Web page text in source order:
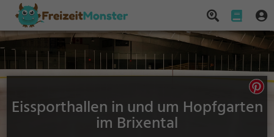
Eissporthallen in und um Hopfgarten
im Brixental